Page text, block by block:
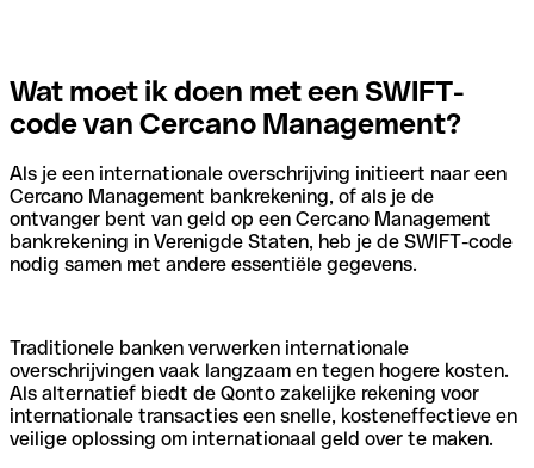
Wat moet ik doen met een SWIFT-
code van Cercano Management?
Als je een internationale overschrijving initieert naar een
Cercano Management bankrekening, of als je de
ontvanger bent van geld op een Cercano Management
bankrekening in Verenigde Staten, heb je de SWIFT-code
nodig samen met andere essentiële gegevens.
Traditionele banken verwerken internationale
overschrijvingen vaak langzaam en tegen hogere kosten.
Als alternatief biedt de Qonto zakelijke rekening voor
internationale transacties een snelle, kosteneffectieve en
veilige oplossing om internationaal geld over te maken.